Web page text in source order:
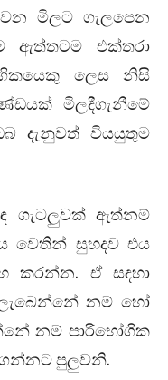
මිලට ගැලපෙන
ඇත්තටම එක්තරා
ලෙස නිසි
මිලදීගැනීමේ
දැනුවත් වියයුතුම
ගැටලුවක් ඇත්නම්
වෙතින් සුහදව එය
කරන්න. ඒ සඳහා
නම් හෝ
නම් පාරිභෝගික
ගන්නට පුලුවනි.